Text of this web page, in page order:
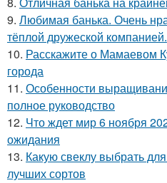
9. Любимая банька. Очень
тёплой дружеской компанией.
10. Расскажите о Мамаевом
города
11. Особенности
полное руководство
12. Что ждет мир 6 ноября
ожидания
13. Какую свеклу выбрать
лучших сортов